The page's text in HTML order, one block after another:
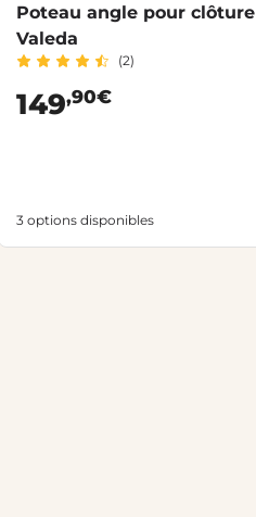
Poteau angle pour clôture
Valeda
(2)
149,90€
3 options disponibles